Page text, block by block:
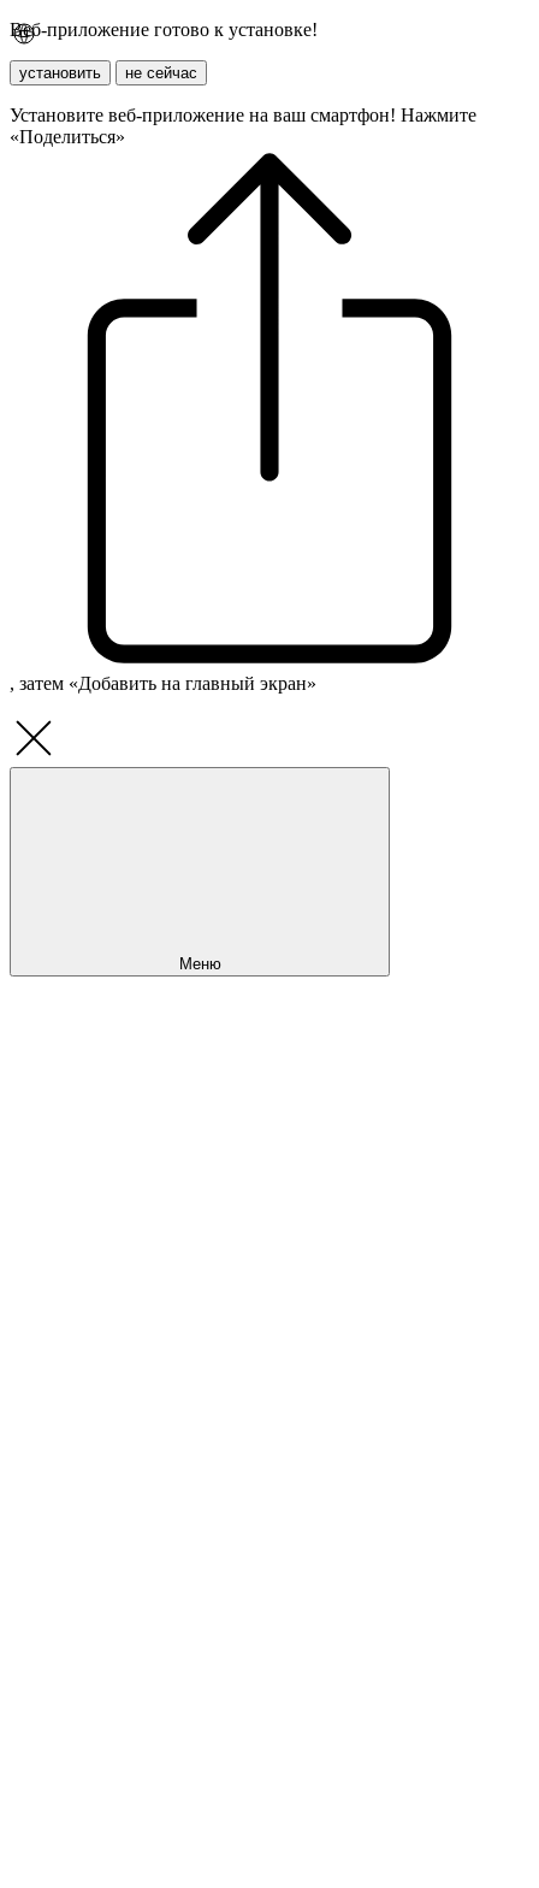
Веб-приложение готово к установке!
установить не сейчас
Установите веб-приложение на ваш смартфон! Нажмите
«Поделиться»
, затем «Добавить на главный экран»
Меню